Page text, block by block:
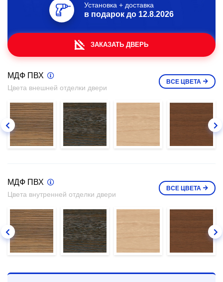
Установка + доставка
в подарок до 12.8.2026
ЗАКАЗАТЬ ДВЕРЬ
МДФ ПВХ
Цвета внешней отделки двери
ВСЕ ЦВЕТА
МДФ ПВХ
Цвета внутренней отделки двери
ВСЕ ЦВЕТА